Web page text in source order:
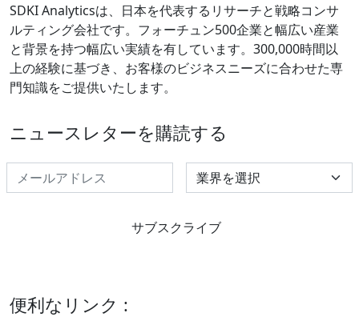
SDKI Analyticsは、日本を代表するリサーチと戦略コンサ
ルティング会社です。フォーチュン500企業と幅広い産業
と背景を持つ幅広い実績を有しています。300,000時間以
上の経験に基づき、お客様のビジネスニーズに合わせた専
門知識をご提供いたします。
ニュースレターを購読する
Select Industry
サブスクライブ
便利なリンク :